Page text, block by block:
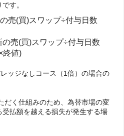
す。
売(買)スワップ÷付与日数
売(買)スワップ÷付与日数
終値)
ッジなしコース（1倍）の場合の
だく仕組みのため、為替市場の変
払額を越える損失が発生する場